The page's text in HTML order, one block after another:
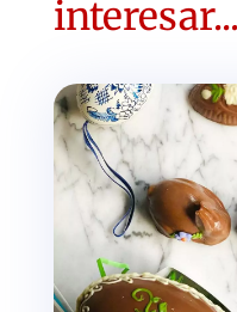
interesar...